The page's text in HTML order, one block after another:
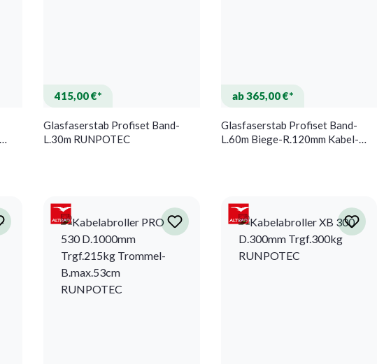
415,00 €*
Glasfaserstab Profiset Band-
L.30m RUNPOTEC
ab 365,00 €*
Glasfaserstab Profiset Band-
L.60m Biege-R.120mm Kabel-